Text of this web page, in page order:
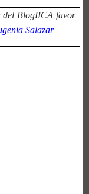
del BlogIICA favor
Salazar